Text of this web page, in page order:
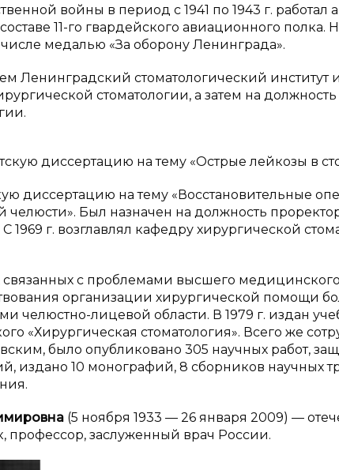
войны в период с 1941 по 1943 г. работал
11-го гвардейского авиационного
медалью «За оборону Ленинграда».
Ленинградский стоматологический институт
стоматологии, а затем на
диссертацию на тему «Острые лейкозы в
диссертацию на тему «Восстановительные
Был назначен на должность
1969 г. возглавлял кафедру хирургической
связанных с проблемами высшего
организации хирургической помощи
челюстно-лицевой области. В 1979 г. издан
«Хирургическая стоматология». Всего же
было опубликовано 305 научных работ,
издано 10 монографий, 8 сборников научных
(5 ноября 1933 — 26 января 2009) —
профессор, заслуженный врач России.